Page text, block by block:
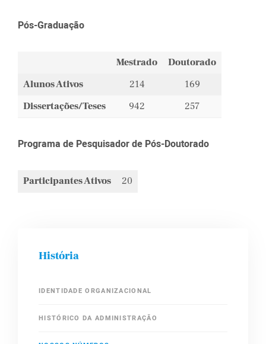
Pós-Graduação
Mestrado
Doutorado
Alunos Ativos
214
169
Dissertações/Teses
942 257
Programa de Pesquisador de Pós-Doutorado
Participantes Ativos 20
História
IDENTIDADE ORGANIZACIONAL
HISTÓRICO DA ADMINISTRAÇÃO